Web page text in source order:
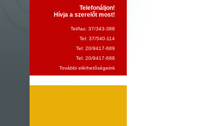
Telefonáljon!
Hívja a szerelőt most!
Tel/fax: 37/343-388
Tel: 37/540-114
Tel: 20/9417-689
Tel: 20/9417-688
További elérhetőségeink